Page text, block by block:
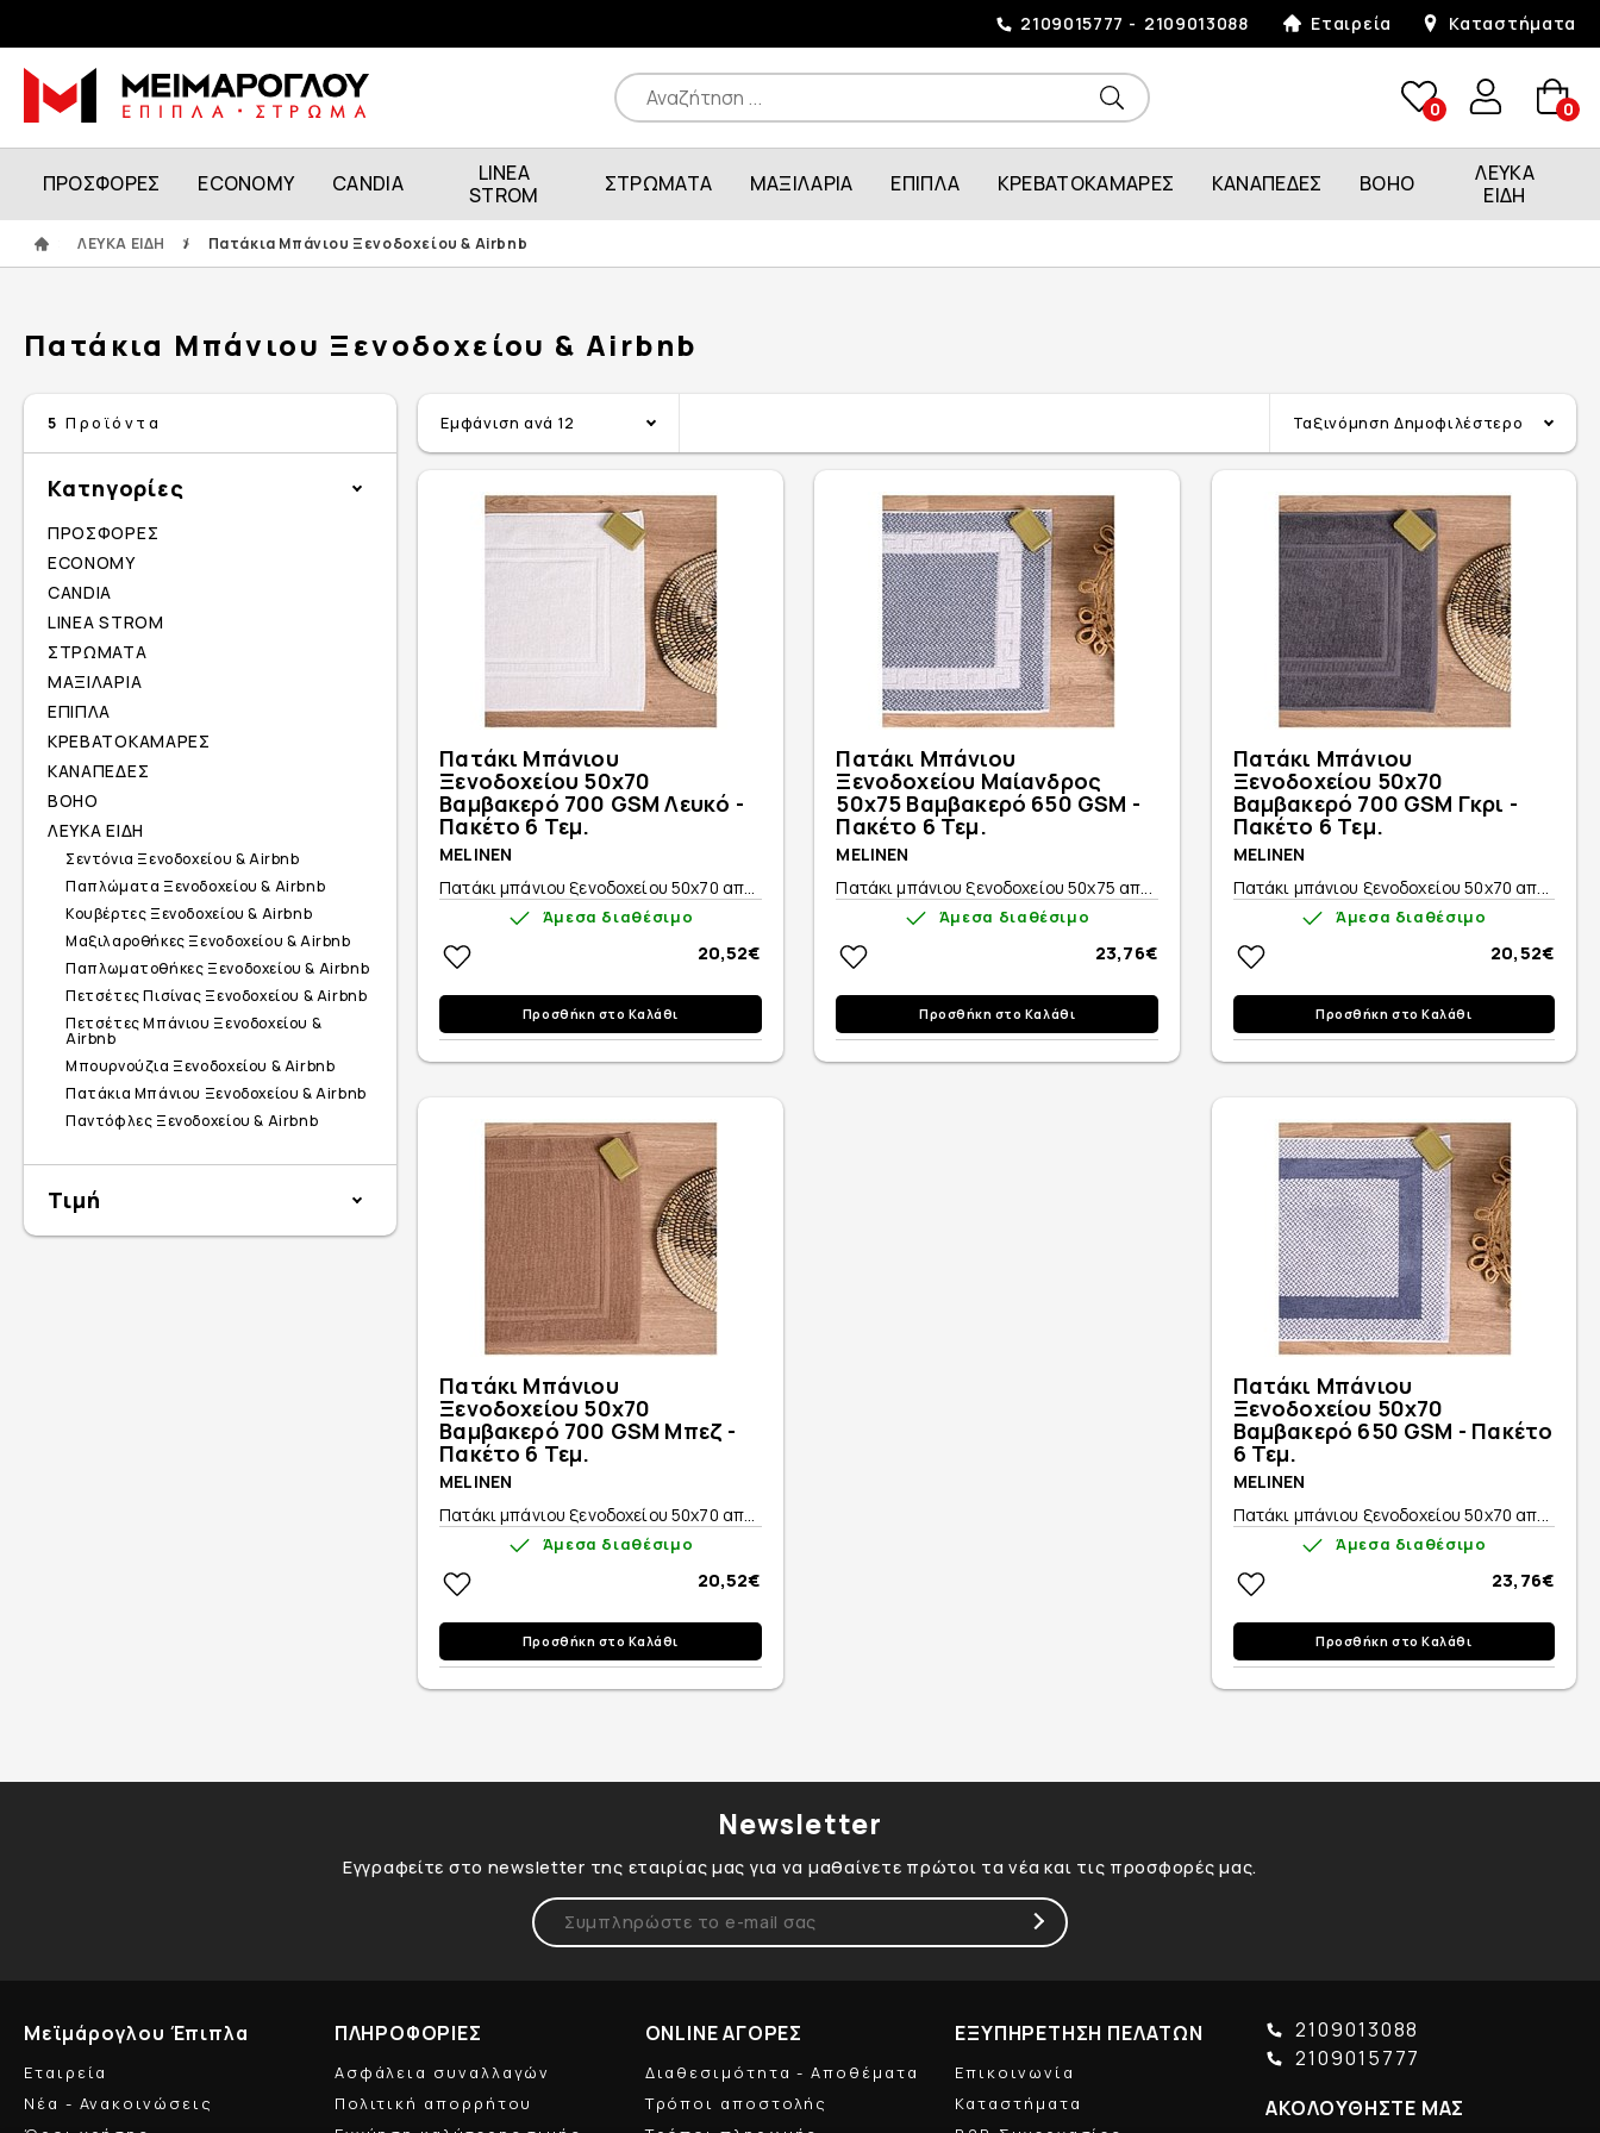
2109015777 2109013088 Εταιρεία Καταστήματα
0 0
ΠΡΟΣΦΟΡΕΣ ECONOMY CANDIA
LINEA
STROM
ΣΤΡΩΜΑΤΑ ΜΑΞΙΛΑΡΙΑ ΕΠΙΠΛΑ ΚΡΕΒΑΤΟΚΑΜΑΡΕΣ ΚΑΝΑΠΕΔΕΣ BOHO
ΛΕΥΚΑ
ΕΙΔΗ
ΛΕΥΚΑ ΕΙΔΗ / Πατάκια Μπάνιου Ξενοδοχείου & Airbnb
Πατάκια Μπάνιου Ξενοδοχείου & Airbnb
5 Προϊόντα
Κατηγορίες
ΠΡΟΣΦΟΡΕΣ
ECONOMY
CANDIA
LINEA STROM
ΣΤΡΩΜΑΤΑ
ΜΑΞΙΛΑΡΙΑ
ΕΠΙΠΛΑ
ΚΡΕΒΑΤΟΚΑΜΑΡΕΣ
ΚΑΝΑΠΕΔΕΣ
BOHO
ΛΕΥΚΑ ΕΙΔΗ
Σεντόνια Ξενοδοχείου & Airbnb
Παπλώματα Ξενοδοχείου & Airbnb
Κουβέρτες Ξενοδοχείου & Airbnb
Μαξιλαροθήκες Ξενοδοχείου & Airbnb
Παπλωματοθήκες Ξενοδοχείου & Airbnb
Πετσέτες Πισίνας Ξενοδοχείου & Airbnb
Πετσέτες Μπάνιου Ξενοδοχείου &
Airbnb
Μπουρνούζια Ξενοδοχείου & Airbnb
Πατάκια Μπάνιου Ξενοδοχείου & Airbnb
Παντόφλες Ξενοδοχείου & Airbnb
Τιμή
Εμφάνιση ανά 12 Ταξινόμηση Δημοφιλέστερο
Πατάκι Μπάνιου
Ξενοδοχείου 50x70
Βαμβακερό 700 GSM Λευκό -
Πακέτο 6 Τεμ.
MELINEN
Πατάκι μπάνιου ξενοδοχείου 50x70 απ...
Άμεσα διαθέσιμο
20,52€
Προσθήκη στο Καλάθι
Πατάκι Μπάνιου
Ξενοδοχείου Μαίανδρος
50x75 Βαμβακερό 650 GSM -
Πακέτο 6 Τεμ.
MELINEN
Πατάκι μπάνιου ξενοδοχείου 50x75 απ...
Άμεσα διαθέσιμο
23,76€
Προσθήκη στο Καλάθι
Πατάκι Μπάνιου
Ξενοδοχείου 50x70
Βαμβακερό 700 GSM Γκρι -
Πακέτο 6 Τεμ.
MELINEN
Πατάκι μπάνιου ξενοδοχείου 50x70 απ...
Άμεσα διαθέσιμο
20,52€
Προσθήκη στο Καλάθι
Πατάκι Μπάνιου
Ξενοδοχείου 50x70
Βαμβακερό 700 GSM Μπεζ -
Πακέτο 6 Τεμ.
MELINEN
Πατάκι μπάνιου ξενοδοχείου 50x70 απ...
Άμεσα διαθέσιμο
20,52€
Προσθήκη στο Καλάθι
Πατάκι Μπάνιου
Ξενοδοχείου 50x70
Βαμβακερό 650 GSM - Πακέτο
6 Τεμ.
MELINEN
Πατάκι μπάνιου ξενοδοχείου 50x70 απ...
Άμεσα διαθέσιμο
23,76€
Προσθήκη στο Καλάθι
Newsletter
Εγγραφείτε στο newsletter της εταιρίας μας για να μαθαίνετε πρώτοι τα νέα και τις προσφορές μας.
Μεϊμάρογλου Έπιπλα
Εταιρεία
Νέα - Ανακοινώσεις
ΠΛΗΡΟΦΟΡΙΕΣ
Ασφάλεια συναλλαγών
Πολιτική απορρήτου
ONLINE ΑΓΟΡΕΣ
Διαθεσιμότητα - Αποθέματα
Τρόποι αποστολής
ΕΞΥΠΗΡΕΤΗΣΗ ΠΕΛΑΤΩΝ
Επικοινωνία
Καταστήματα
2109013088
2109015777
ΑΚΟΛΟΥΘΗΣΤΕ ΜΑΣ